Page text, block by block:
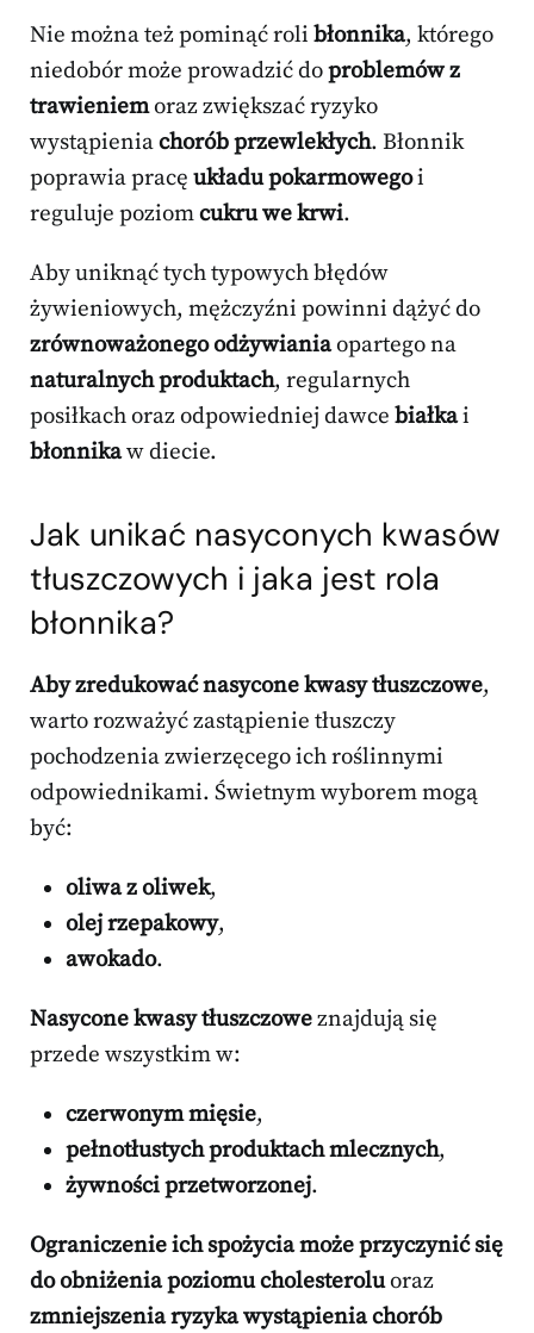
Nie można też pominąć roli błonnika, którego
niedobór może prowadzić doproblemów z
trawieniemoraz zwiększać ryzyko
wystąpieniachorób przewlekłych. Błonnik
poprawia pracę układu pokarmowegoi
reguluje poziomcukru we krwi.
Aby uniknąć tych typowych błędów
żywieniowych, mężczyźni powinni dążyć do
zrównoważonego odżywianiaopartego na
naturalnych produktach, regularnych
posiłkach oraz odpowiedniej dawce białkai
błonnikaw diecie.
Jak unikać nasyconych kwasów
tłuszczowych i jaka jest rola
błonnika?
Aby zredukować nasycone kwasy tłuszczowe,
warto rozważyć zastąpienie tłuszczy
pochodzenia zwierzęcego ich roślinnymi
odpowiednikami. Świetnym wyborem mogą
być:
oliwa z oliwek,
olej rzepakowy,
awokado.
Nasycone kwasy tłuszczoweznajdują się
przede wszystkim w:
czerwonym mięsie,
pełnotłustych produktach mlecznych,
żywności przetworzonej.
Ograniczenie ich spożycia może przyczynić się
do obniżenia poziomu cholesteroluoraz
zmniejszenia ryzyka wystąpienia chorób